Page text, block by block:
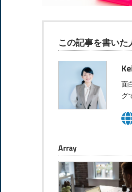
この記事を書いた
面
グ
Array